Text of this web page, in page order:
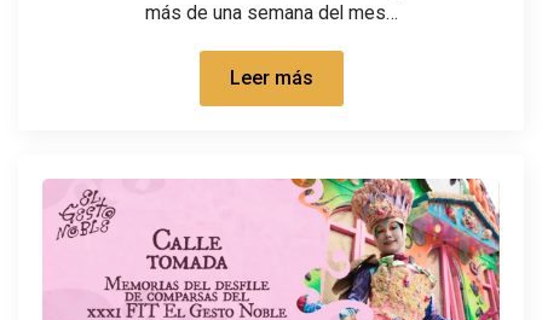
más de una semana del mes…
Leer más